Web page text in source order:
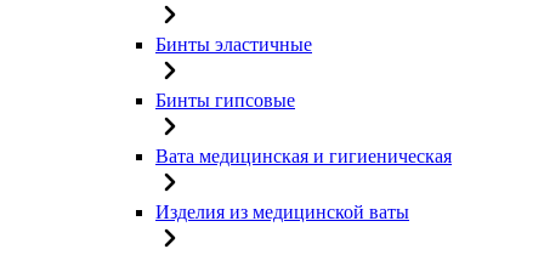
Бинты эластичные
Бинты гипсовые
Вата медицинская и гигиеническая
Изделия из медицинской ваты